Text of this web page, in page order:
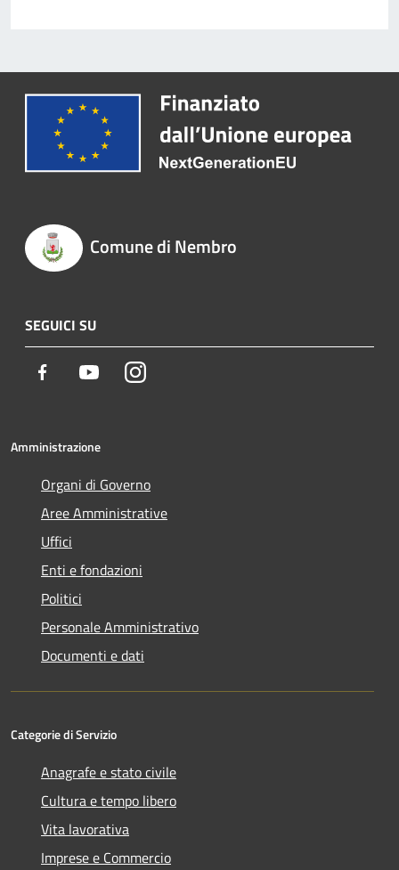
Comune di Nembro
SEGUICI SU
Facebook YoutubeInstagram
Amministrazione
Organi di Governo
Aree Amministrative
Uffici
Enti e fondazioni
Politici
Personale Amministrativo
Documenti e dati
Categorie di Servizio
Anagrafe e stato civile
Cultura e tempo libero
Vita lavorativa
Imprese e Commercio